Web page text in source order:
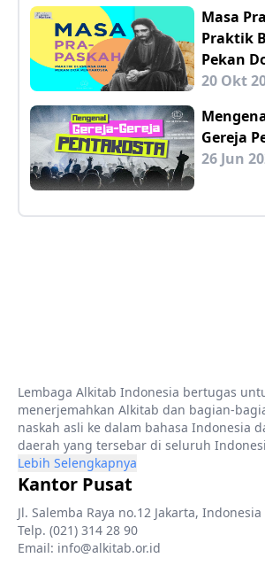
Masa
Praktik
Pekan
20 Okt
Gereja
26 Jun
Lembaga Alkitab Indonesia bertugas
menerjemahkan Alkitab dan bagian-
naskah asli ke dalam bahasa Indonesia
daerah yang tersebar di seluruh
Lebih Selengkapnya
Kantor Pusat
Jl. Salemba Raya no.12 Jakarta, Indonesia
Telp. (021) 314 28 90
Email: info@alkitab.or.id